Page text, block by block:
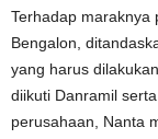
Terhadap maraknya
Bengalon,
yang harus
diikuti Danramil
perusahaan, Nanta